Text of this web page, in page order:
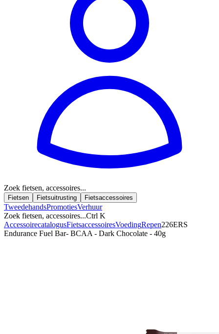
Zoek fietsen, accessoires...
Fietsen Fietsuitrusting Fietsaccessoires
TweedehandsPromotiesVerhuur
Zoek fietsen, accessoires...Ctrl K
AccessoirecatalogusFietsaccessoiresVoedingRepen226ERS
Endurance Fuel Bar- BCAA - Dark Chocolate - 40g